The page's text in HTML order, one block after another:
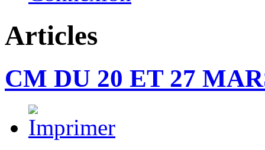
Articles
CM DU 20 ET 27